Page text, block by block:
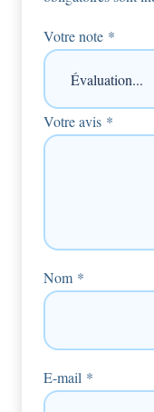
Votre note *
Votre avis *
Nom *
E-mail *